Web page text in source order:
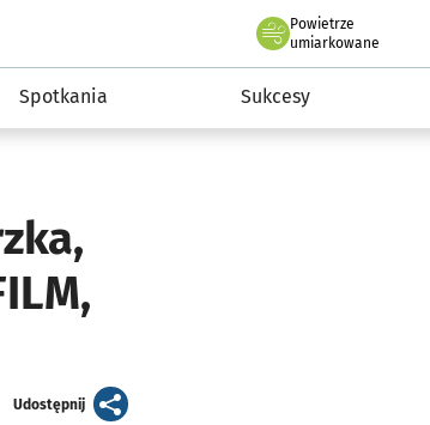
miasta Wrocławia
Powietrze
we Wrocławiu
umiarkowane
Spotkania Sukcesy
Udostępnijartykuł